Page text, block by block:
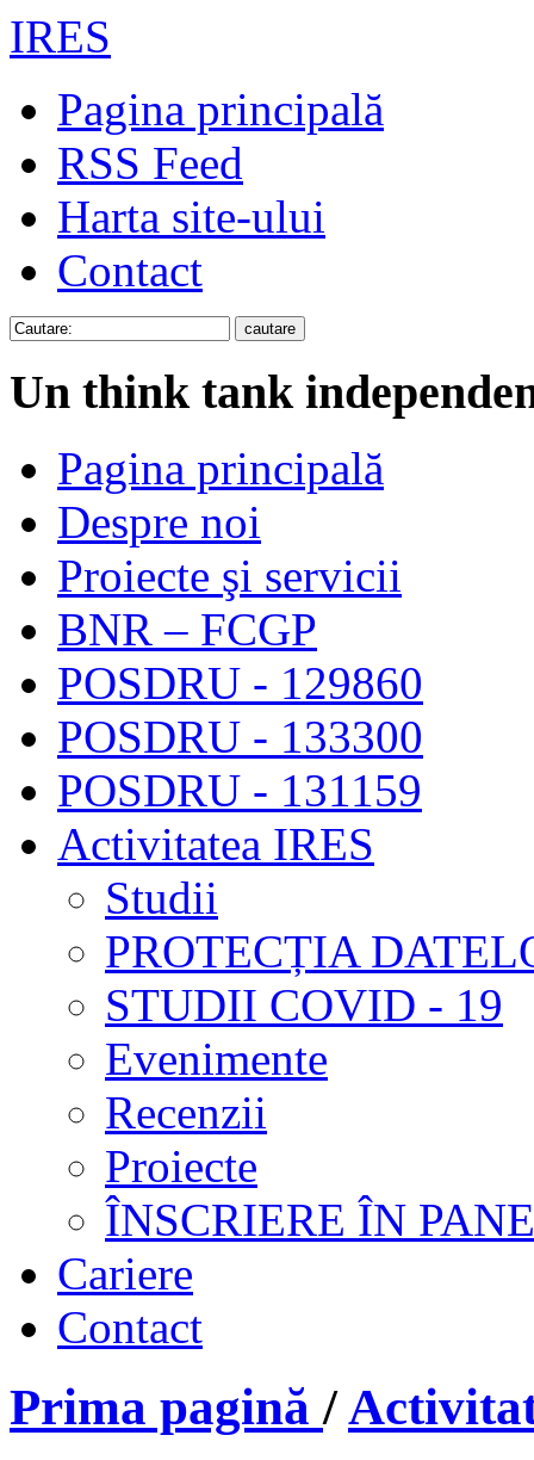
IRES
Pagina principală
RSS Feed
Harta site-ului
Contact
Un think tank
Pagina principală
Despre noi
Proiecte şi servicii
BNR – FCGP
POSDRU - 129860
POSDRU - 133300
POSDRU - 131159
Activitatea IRES
Studii
PROTECȚIA
STUDII COVID - 19
Evenimente
Recenzii
Proiecte
ÎNSCRIERE ÎN
Cariere
Contact
Prima pagină /